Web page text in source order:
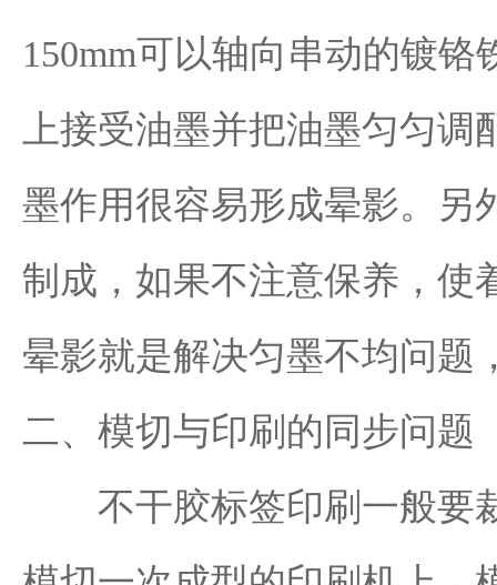
150mm可以轴向串动的镀
上接受油墨并把油墨匀匀
墨作用很容易形成晕影。另
制成，如果不注意保养，使
晕影就是解决匀墨不均问题
二、模切与印刷的同步问题
不干胶标签印刷一般要